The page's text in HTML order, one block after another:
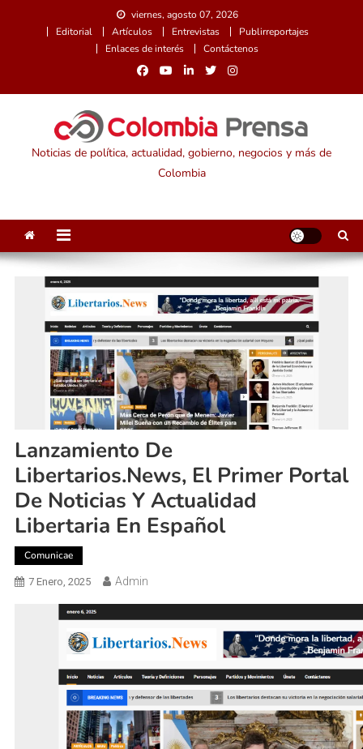
viernes, agosto 07, 2026
Editorial
Artículos Entrevistas
Publirreportajes
Enlaces de interés
Contáctenos
Noticias de política, actualidad, gobierno, negocios y más de
Colombia
Lanzamiento De
Libertarios.News, El Primer Portal
De Noticias Y Actualidad
Libertaria En Español
Comunicae
7 Enero, 2025 Admin